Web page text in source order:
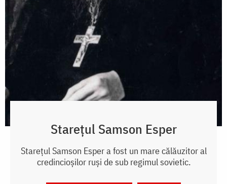
Starețul Samson Esper
Starețul Samson Esper a fost un mare călăuzitor al
credincioșilor ruși de sub regimul sovietic.